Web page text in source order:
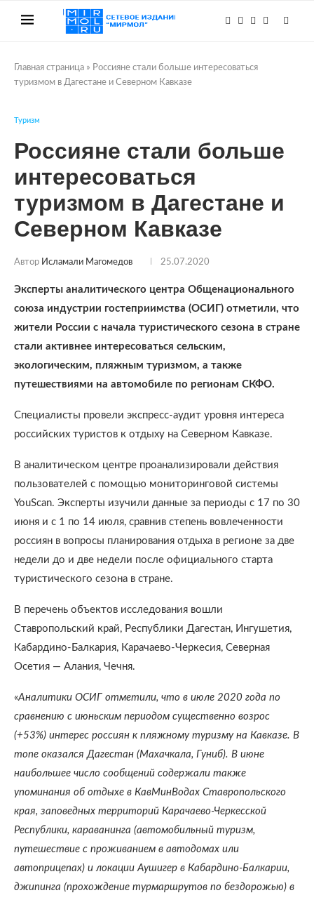
Главная страница » Россияне стали больше интересоваться
туризмом в Дагестане и Северном Кавказе
Туризм
Россияне стали больше
интересоваться
туризмом в Дагестане и
Северном Кавказе
Автор Исламали Магомедов 25.07.2020
Эксперты аналитического центра Общенационального
союза индустрии гостеприимства (ОСИГ) отметили, что
жители России с начала туристического сезона в стране
стали активнее интересоваться сельским,
экологическим, пляжным туризмом, а также
путешествиями на автомобиле по регионам СКФО.
Специалисты провели экспресс-аудит уровня интереса
российских туристов к отдыху на Северном Кавказе.
В аналитическом центре проанализировали действия
пользователей с помощью мониторинговой системы
YouScan. Эксперты изучили данные за периоды с 17 по 30
июня и с 1 по 14 июля, сравнив степень вовлеченности
россиян в вопросы планирования отдыха в регионе за две
недели до и две недели после официального старта
туристического сезона в стране.
В перечень объектов исследования вошли
Ставропольский край, Республики Дагестан, Ингушетия,
Кабардино-Балкария, Карачаево-Черкесия, Северная
Осетия — Алания, Чечня.
«Аналитики ОСИГ отметили, что в июле 2020 года по
сравнению с июньским периодом существенно возрос
(+53%) интерес россиян к пляжному туризму на Кавказе. В
топе оказался Дагестан (Махачкала, Гуниб). В июне
наибольшее число сообщений содержали также
упоминания об отдыхе в КавМинВодах Ставропольского
края, заповедных территорий Карачаево-Черкесской
Республики, караванинга (автомобильный туризм,
путешествие с проживанием в автодомах или
автоприцепах) и локации Аушигер в Кабардино-Балкарии,
джипинга (прохождение турмаршрутов по бездорожью) в